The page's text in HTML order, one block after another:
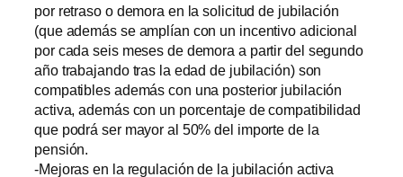
por retraso o demora en la solicitud de jubilación
(que además se amplían con un incentivo adicional
por cada seis meses de demora a partir del segundo
año trabajando tras la edad de jubilación) son
compatibles además con una posterior jubilación
activa, además con un porcentaje de compatibilidad
que podrá ser mayor al 50% del importe de la
pensión.
-Mejoras en la regulación de la jubilación activa